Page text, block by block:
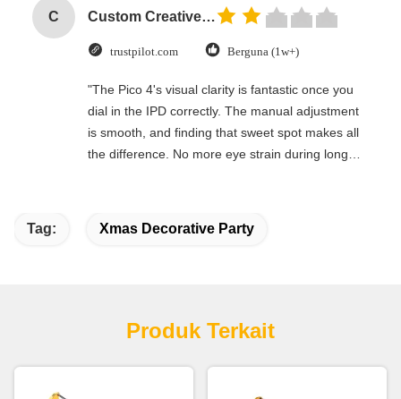
C Custom Creative Goodie Christmas Kraft Paper Gift Bag with Your Own Logo for Xmas Decorative Party
trustpilot.com Berguna (1w+)
"The Pico 4's visual clarity is fantastic once you
dial in the IPD correctly. The manual adjustment
is smooth, and finding that sweet spot makes all
the difference. No more eye strain during long
manual adjustment is smooth, and finding that
visual clarity is fantastic once you dial in the IPD
finding that sweet spot makes all the difference.
Tag: Xmas Decorative Party
Produk Terkait